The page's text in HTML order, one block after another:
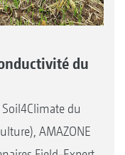
du
du
AMAZONE